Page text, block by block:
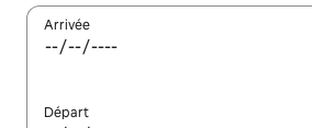
Arrivée
Départ